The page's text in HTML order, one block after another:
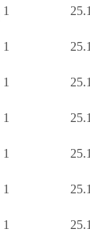
1
1
1
1
1
1
1